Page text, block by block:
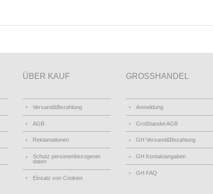
ÜBER KAUF
Versand&Bezahlung
AGB
Reklamationen
Schutz personenbezogener
daten
Einsatz von Cookies
GROSSHANDEL
Anmeldung
Großhandel AGB
GH Versand&Bezahlung
GH Kontaktangaben
GH FAQ